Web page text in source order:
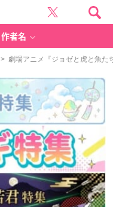
作者名
> 劇場アニメ『ジョゼと虎と魚た